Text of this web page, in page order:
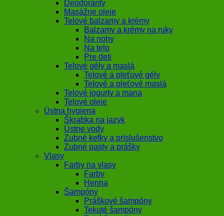
Deodoranty
Masážne oleje
Telové balzamy a krémy
Balzamy a krémy na ruky
Na nohy
Na telo
Pre deti
Telové gély a maslá
Telové a pleťové gély
Telové a pleťové maslá
Telové jogurty a mana
Telové oleje
Ústna hygiena
Škrabka na jazyk
Ústne vody
Zubné kefky a príslušenstvo
Zubné pasty a prášky
Vlasy
Farby na vlasy
Farby
Henna
Šampóny
Práškové šampóny
Tekuté šampóny